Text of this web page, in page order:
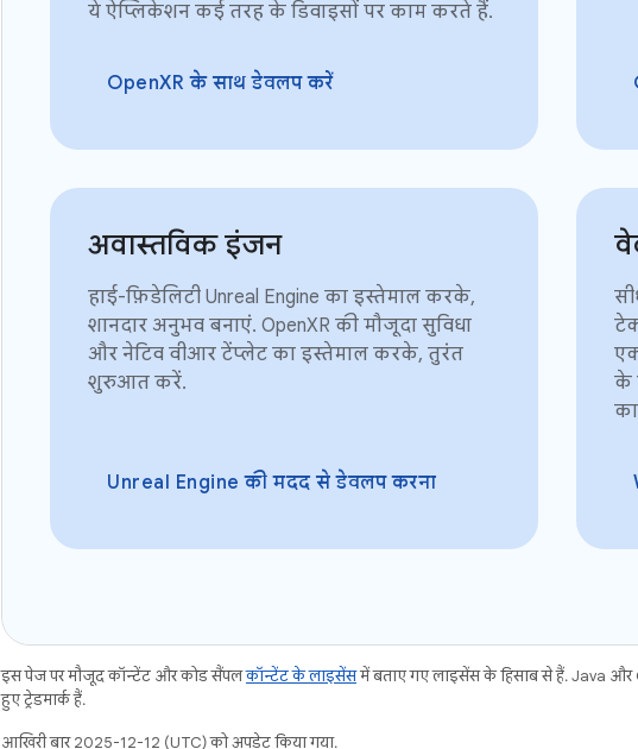
ये ऐप्लिकेशन कई तरह के डिवाइसों पर काम करते हैं.
OpenXR के साथ डेवलप करें
अवास्तविक इंजन
हाई-फ़िडेलिटी Unreal Engine का इस्तेमाल करके,
शानदार अनुभव बनाएं. OpenXR की मौजूदा सुविधा
और नेटिव वीआर टेंप्लेट का इस्तेमाल करके, तुरंत
शुरुआत करें.
Unreal Engine की मदद से डेवलप करना
के
इस पेज पर मौजूद कॉन्टेंट और कोड सैंपलकॉन्टेंट के लाइसेंसमें बताए गए लाइसेंस के हिसाब से हैं. Java और
हुए ट्रेडमार्क हैं.
आखिरी बार 2025-12-12 (UTC) को अपडेट किया गया.